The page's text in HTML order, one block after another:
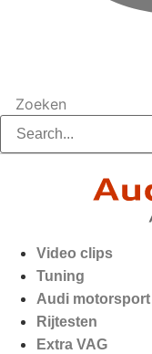
Zoeken
Video clips
Tuning
Audi motorsport
Rijtesten
Extra VAG